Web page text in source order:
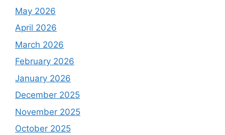
May 2026
April 2026
March 2026
February 2026
January 2026
December 2025
November 2025
October 2025